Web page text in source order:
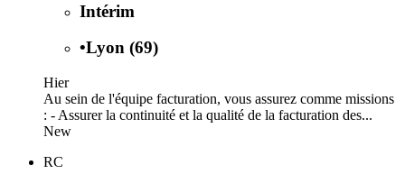
Intérim
•Lyon (69)
Hier
Au sein de l'équipe facturation, vous assurez comme missions
: - Assurer la continuité et la qualité de la facturation des...
New
RC